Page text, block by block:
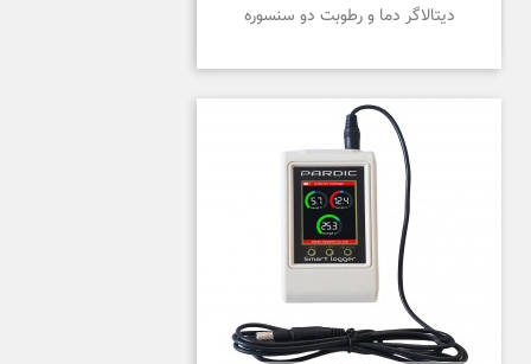
دیتالاگر دما و رطوبت دو سنسوره